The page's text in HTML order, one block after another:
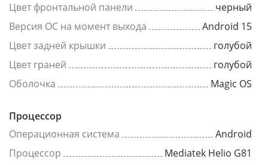
Цвет фронтальной панели
черный
Версия ОС на момент выхода
Android 15
Цвет задней крышки
голубой
Цвет граней
голубой
Оболочка
Magic OS
Процессор
Операционная система
Android
Процессор
Mediatek Helio G81